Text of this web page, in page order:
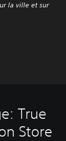
la ville et sur
True
Store